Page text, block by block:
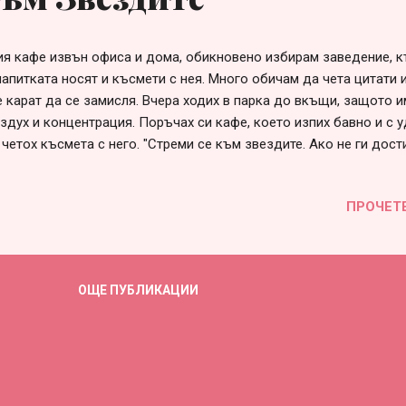
кафе извън офиса и дома, обикновено избирам заведение,
носят и късмети с нея. Много обичам да чета цитати
да се замисля. Вчера ходих в парка до вкъщи, защото
и концентрация. Поръчах си кафе, което изпих бавно и с
късмета с него. "Стреми се към звездите. Ако не ги
много харесвам, но не отговарят на моето разбиране
апатия, но след това излизане навън в парка, сякаш ми
и космоса. Някак си оприличавам себе си като човек,
ОЩЕ ПУБЛИКАЦИИ